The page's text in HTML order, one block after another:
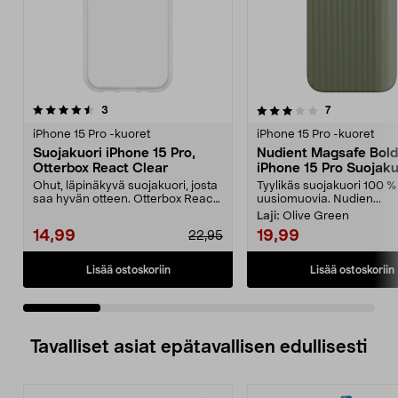
3
iPhone 15 Pro -kuoret
Suojakuori iPhone 15 Pro,
Otterbox React Clear
Ohut, läpinäkyvä suojakuori, josta
saa hyvän otteen. Otterbox React
14,99 22,95
Lisää ostoskoriin
3.5 viidestä
7arvostelut
iPhone 15 Pro -kuoret
Nudient Magsafe
iPhone 15 Pro
Tyylikäs suojakuori 100 %
uusiomuovia. Nudien...
Laji: Olive Green
19,99
Lisää ostoskoriin
0.0 viidestä
Tavalliset asiat epätavallisen edullisesti